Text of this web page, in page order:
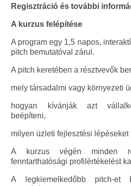
Regisztráció és további
A kurzus felépítése
A program egy 1,5 napos,
pitch bemutatóval zárul.
A pitch keretében a résztvevők
mely társadalmi vagy környezeti
hogyan kívánják azt
beépíteni,
milyen üzleti fejlesztési lépéseket
A kurzus végén minden
fenntarthatósági profilértékelést
A legkiemelkedőbb pitch-et